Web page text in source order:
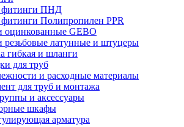
фитинги ПНД
Полипропилен PPR
оцинкованные GEBO
резьбовые латунные и штуцеры
гибкая и шланги
для труб
и расходные материалы
для труб и монтажа
и аксессуары
шкафы
арматура